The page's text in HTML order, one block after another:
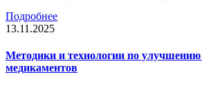
Подробнее
13.11.2025
Методики и технологии по улучшению
медикаментов